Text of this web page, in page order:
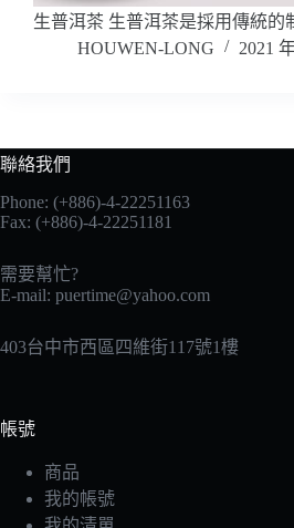
生普洱茶 生普洱茶是採用傳統
HOUWEN-LONG
2021
聯絡我們
Phone: (+886)-4-22251163
Fax: (+886)-4-22251181
需要幫忙?
E-mail: puertime@yahoo.com
403台中市西區四維街117號1樓
帳號
商品
我的帳號